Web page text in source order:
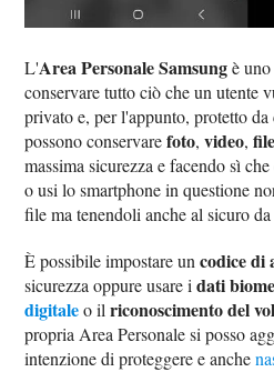
L'Area Personale Samsungè
conservare tutto ciò che un utente
privato e, per l'appunto, protetto
possono conservarefoto,video,file
massima sicurezza e facendo sì
o usi lo smartphone in questione
file ma tenendoli anche al sicuro
È possibile impostare uncodice di
sicurezza oppure usare idati
digitaleo ilriconoscimento del
propria Area Personale si posso
intenzione di proteggere e anche